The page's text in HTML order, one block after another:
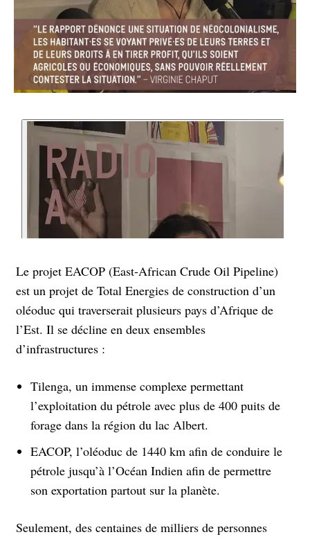
Le projet EACOP (East-African Crude Oil Pipeline)
est un projet de Total Energies de construction d’un
oléoduc qui traverserait plusieurs pays d’Afrique de
l’Est. Il se décline en deux ensembles
d’infrastructures :
Tilenga, un immense complexe permettant
l’exploitation du pétrole avec plus de 400 puits de
forage dans la région du lac Albert.
EACOP, l’oléoduc de 1440 km afin de conduire le
pétrole jusqu’à l’Océan Indien afin de permettre
son exportation partout sur la planète.
Seulement, des centaines de milliers de personnes